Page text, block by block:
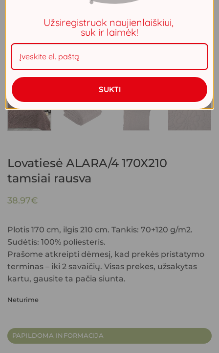
Lovatiesė ALARA/4 170X210
tamsiai rausva
38.97€
Plotis 170 cm, ilgis 210 cm. Tankis: 70+120 g/m2.
Sudėtis: 100% poliesteris.
Prašome atkreipti dėmesį, kad prekės pristatymo
terminas – iki 2 savaičių. Visas prekes, užsakytas
kartu, gausite ta pačia siunta.
Neturime
PAPILDOMA INFORMACIJA
Užsiregistruok naujienlaiškiui,
suk ir laimėk!
SUKTI